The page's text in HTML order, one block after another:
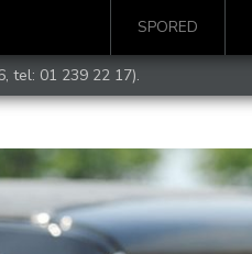
SPORED
tel: 01 239 22 17).